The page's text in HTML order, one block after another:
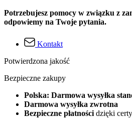
Potrzebujesz pomocy w związku z
odpowiemy na Twoje pytania.
Kontakt
Potwierdzona jakość
Bezpieczne zakupy
Polska: Darmowa wysyłka
Darmowa wysyłka zwrotna
Bezpieczne płatności dzięki